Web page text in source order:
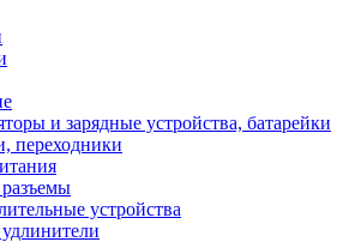
и зарядные устройства, батарейки
переходники
устройства